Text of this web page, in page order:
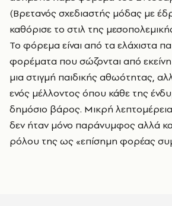
(Βρετανός σχεδιαστής μόδας με
καθόρισε το στιλ της
Το φόρεμα είναι από τα ελάχιστα
φορέματα που σώζονται από
μια στιγμή παιδικής αθωότητας,
ενός μέλλοντος όπου κάθε της
δημόσιο βάρος. Μικρή
δεν ήταν μόνο παράνυμφος αλλά
ρόλου της ως «επίσημη φορέας